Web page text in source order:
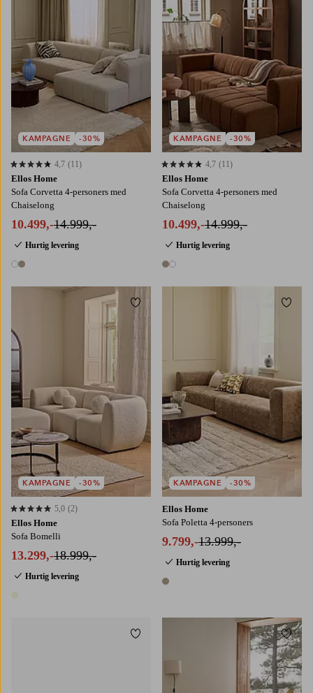
Ellos Home
Sofa Corvetta 4-personers med
Chaiselong
10.499,-14.999,-
Hurtig levering
2 farver
4,7 baseret på 11 bedømmelser
4,7 (11)
KAMPAGNE -30%
Ellos Home
Sofa Corvetta 4-personers med
Chaiselong
10.499,-14.999,-
Hurtig levering
2 farver
4,7 baseret på 11 bedømmelser
4,7 (11)
KAMPAGNE -30%
Ellos Home
Sofa Bomelli
13.299,-18.999,-
Hurtig levering
5,0 baseret på 2 bedømmelser
5,0 (2)
KAMPAGNE -30%
Tilføj til favoritter
Ellos Home
Sofa Poletta 4-personers
9.799,-13.999,-
Hurtig levering
1 farve
KAMPAGNE -30%
Tilføj til favoritter